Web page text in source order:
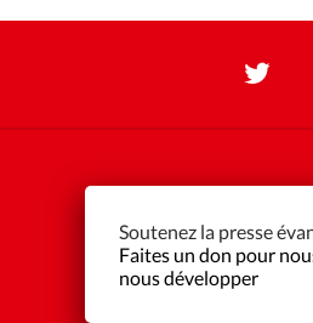
Soutenez la presse
Faites un don pour
nous développer